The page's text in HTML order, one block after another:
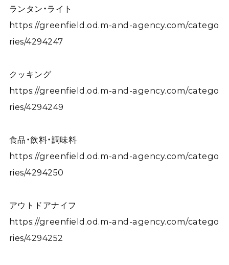
ランタン・ライト
https://greenfield.od.m-and-agency.com/catego
ries/4294247
クッキング
https://greenfield.od.m-and-agency.com/catego
ries/4294249
食品・飲料・調味料
https://greenfield.od.m-and-agency.com/catego
ries/4294250
アウトドアナイフ
https://greenfield.od.m-and-agency.com/catego
ries/4294252